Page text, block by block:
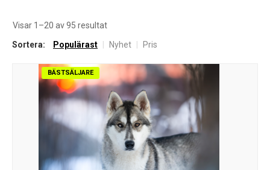
Visar 1–20 av 95 resultatSortera
senaste
Sortera: Populärast | Nyhet | Pris
BÄSTSÄLJARE